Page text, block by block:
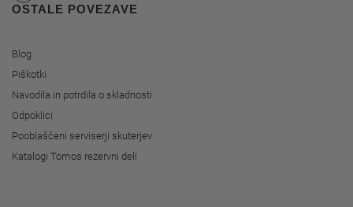
OSTALE POVEZAVE
Blog
Piškotki
Navodila in potrdila o skladnosti
Odpoklici
Pooblaščeni serviserji skuterjev
Katalogi Tomos rezervni deli